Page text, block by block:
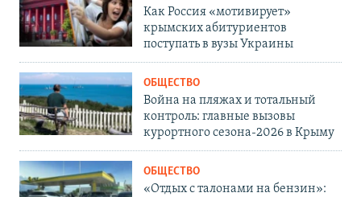
Как Россия «мотивирует»
крымских абитуриентов
поступать в вузы Украины
ОБЩЕСТВО
Война на пляжах и тотальный
контроль: главные вызовы
курортного сезона-2026 в Крыму
ОБЩЕСТВО
«Отдых с талонами на бензин»: